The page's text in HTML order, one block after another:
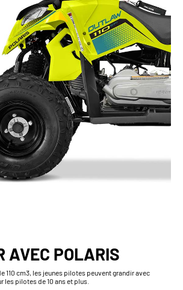
AVEC POLARIS
110 cm3, les jeunes pilotes peuvent grandir avec
les pilotes de 10 ans et plus.